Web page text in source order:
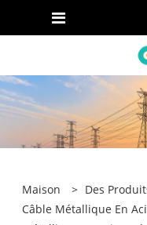
Maison > Des
Câble Métallique En